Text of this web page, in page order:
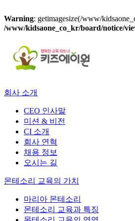
Warning: getimagesize(/www/
/www/kidsaone_co_kr/board/notice/
회사 소개
CEO 인사말
미션 & 비전
CI 소개
회사 연혁
채용 정보
오시는 길
몬테소리 교육의 가치
마리아 몬테소리
몬테소리 교육과 특징